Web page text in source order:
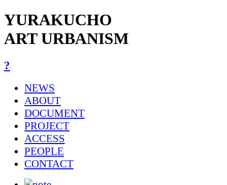
YURAKUCHO
ART URBANISM
?
NEWS
ABOUT
DOCUMENT
PROJECT
ACCESS
PEOPLE
CONTACT